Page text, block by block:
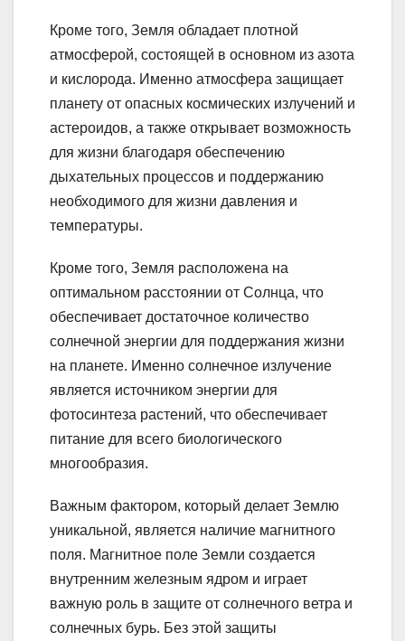
Кроме того, Земля обладает плотной
атмосферой, состоящей в основном из азота
и кислорода. Именно атмосфера защищает
планету от опасных космических излучений и
астероидов, а также открывает возможность
для жизни благодаря обеспечению
дыхательных процессов и поддержанию
необходимого для жизни давления и
температуры.
Кроме того, Земля расположена на
оптимальном расстоянии от Солнца, что
обеспечивает достаточное количество
солнечной энергии для поддержания жизни
на планете. Именно солнечное излучение
является источником энергии для
фотосинтеза растений, что обеспечивает
питание для всего биологического
многообразия.
Важным фактором, который делает Землю
уникальной, является наличие магнитного
поля. Магнитное поле Земли создается
внутренним железным ядром и играет
важную роль в защите от солнечного ветра и
солнечных бурь. Без этой защиты